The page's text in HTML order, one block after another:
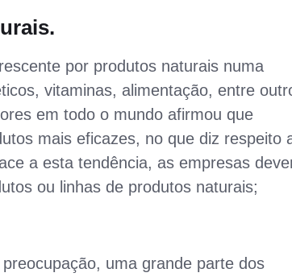
por produtos naturais numa
vitaminas, alimentação, entre
em todo o mundo afirmou que
mais eficazes, no que diz respeito
a esta tendência, as empresas
ou linhas de produtos naturais;
uma grande parte dos